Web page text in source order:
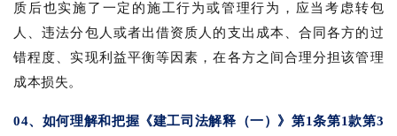
质后也实施了一定的施工行为或管理行为，应当考虑转包
人、违法分包人或者出借资质人的支出成本、合同各方的过
错程度、实现利益平衡等因素，在各方之间合理分担该管理
成本损失。
04、如何理解和把握《建工司法解释（一）》第1条第1款第3